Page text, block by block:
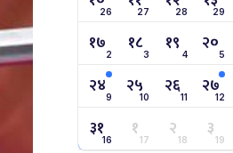
26 27 28 29
१७2 १८3 १९ 4 २०5
२४9 २५10 २६11 २७12
३१16 १17 २18 ३19